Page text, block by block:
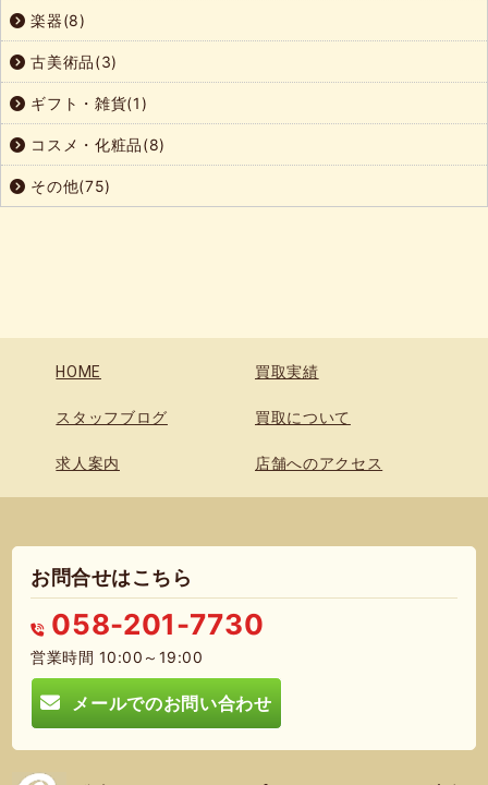
楽器(8)
古美術品(3)
ギフト・雑貨(1)
コスメ・化粧品(8)
その他(75)
HOME 買取実績
スタッフブログ 買取について
求人案内 店舗へのアクセス
お問合せはこちら
058-201-7730
営業時間 10:00～19:00
メールでのお問い合わせ